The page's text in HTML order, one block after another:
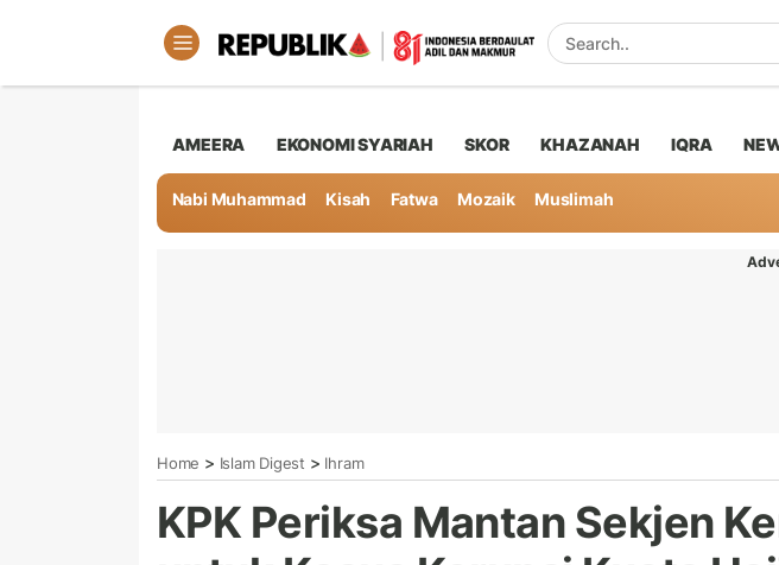
AMEERA EKONOMI SYARIAH SKOR KHAZANAH IQRA
Nabi Muhammad Kisah Fatwa Mozaik Muslimah
Home > Islam Digest > Ihram
KPK Periksa Mantan Sekjen